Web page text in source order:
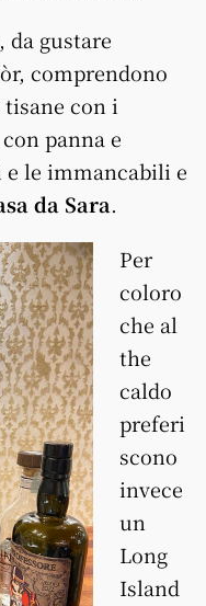
da gustare
comprendono
con i
panna e
le immancabili e
da Sara.
Per
coloro
che al
the
caldo
preferi
scono
invece
un
Long
Island